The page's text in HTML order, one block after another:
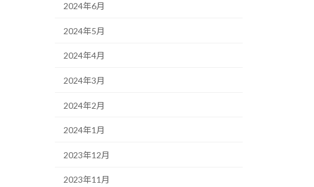
2024年6月
2024年5月
2024年4月
2024年3月
2024年2月
2024年1月
2023年12月
2023年11月